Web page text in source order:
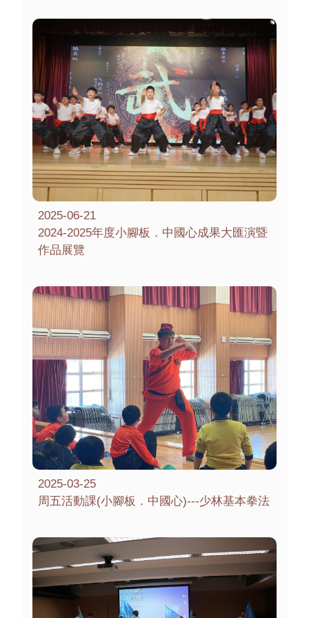
2025-06-21
2024-2025年度小腳板．中國心成果大匯演暨
作品展覽
2025-03-25
周五活動課(小腳板．中國心)---少林基本拳法